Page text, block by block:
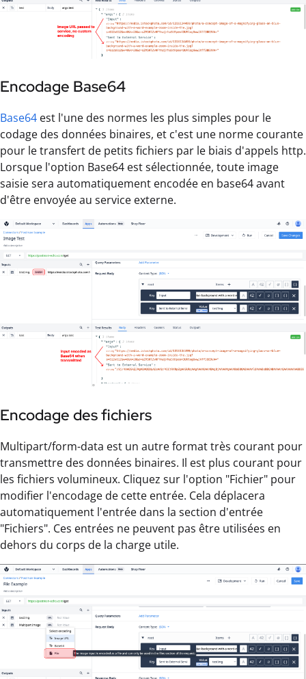
Encodage Base64
Base64 est l'une des normes les plus simples pour le
codage des données binaires, et c'est une norme courante
pour le transfert de petits fichiers par le biais d'appels http.
Lorsque l'option Base64 est sélectionnée, toute image
saisie sera automatiquement encodée en base64 avant
d'être envoyée au service externe.
Encodage des fichiers
Multipart/form-data est un autre format très courant pour
transmettre des données binaires. Il est plus courant pour
les fichiers volumineux. Cliquez sur l'option "Fichier" pour
modifier l'encodage de cette entrée. Cela déplacera
automatiquement l'entrée dans la section d'entrée
"Fichiers". Ces entrées ne peuvent pas être utilisées en
dehors du corps de la charge utile.